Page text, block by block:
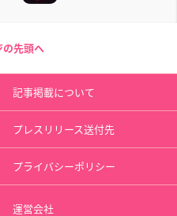
の先頭へ
記事掲載について
プレスリリース送付先
プライバシーポリシー
運営会社